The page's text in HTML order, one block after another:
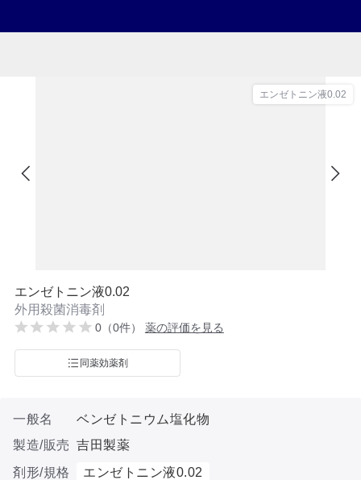
エンゼトニン液0.02
エンゼトニン液0.02
外用殺菌消毒剤
0（0件） 薬の評価を見る
同薬効薬剤
一般名
ベンゼトニウム塩化物
製造/販売 吉田製薬
剤形/規格
エンゼトニン液0.02